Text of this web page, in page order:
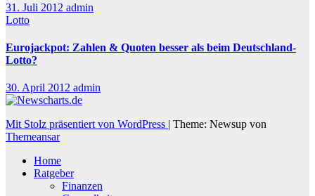
31. Juli 2012 admin
Lotto
Eurojackpot: Zahlen & Quoten besser als beim Deutschland-
Lotto?
30. April 2012 admin
Mit Stolz präsentiert von WordPress | Theme: Newsup von
Themeansar
Home
Ratgeber
Finanzen